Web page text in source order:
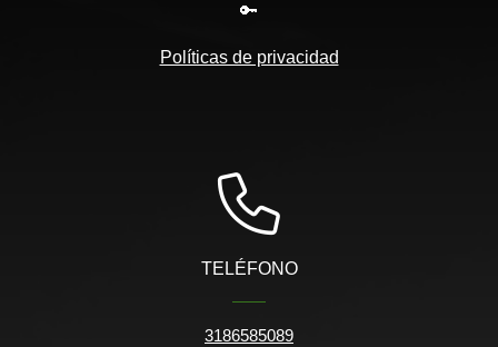
🔑
Políticas de privacidad
TELÉFONO
3186585089